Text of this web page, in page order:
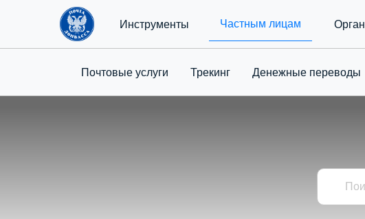
Инструменты Частным лицам
Почтовые услуги Трекинг Денежные переводы